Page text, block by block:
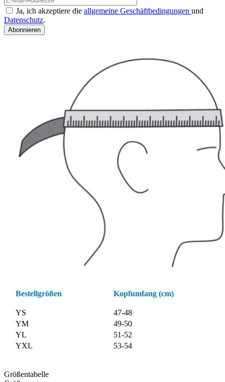
Ja, ich akzeptiere die allgemeine Geschäftbedingungen und
Datenschutz.
Abonnieren
Bestellgrößen Kopfumfang (cm)
YS
47-48
YM
49-50
YL
51-52
YXL
53-54
Größentabelle